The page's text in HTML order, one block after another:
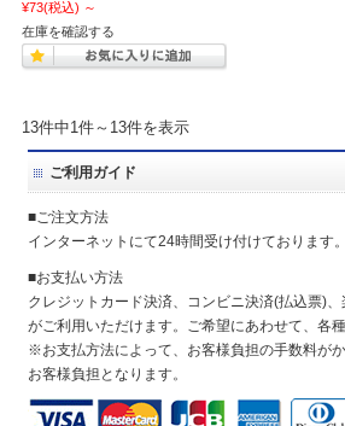
¥73(税込) ～
在庫を確認する
13件中1件～13件を表示
ご利用ガイド
■ご注文方法
インターネットにて24時間受け付けております
■お支払い方法
クレジットカード決済、コンビニ決済(払込票)
がご利用いただけます。ご希望にあわせて、各
※お支払方法によって、お客様負担の手数料が
お客様負担となります。